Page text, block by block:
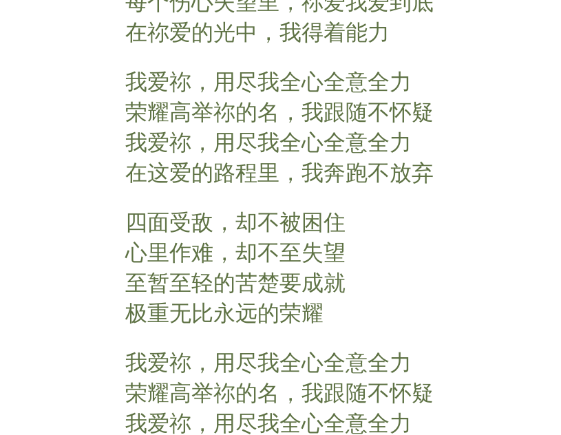
在祢爱的光中，我得着能力
我爱祢，用尽我全心全意全力
荣耀高举祢的名，我跟随不怀疑
我爱祢，用尽我全心全意全力
在这爱的路程里，我奔跑不放弃
四面受敌，却不被困住
心里作难，却不至失望
至暂至轻的苦楚要成就
极重无比永远的荣耀
我爱祢，用尽我全心全意全力
荣耀高举祢的名，我跟随不怀疑
我爱祢，用尽我全心全意全力